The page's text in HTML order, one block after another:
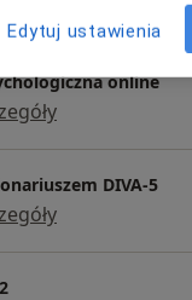
online
DIVA-5
Edytuj ustawienia